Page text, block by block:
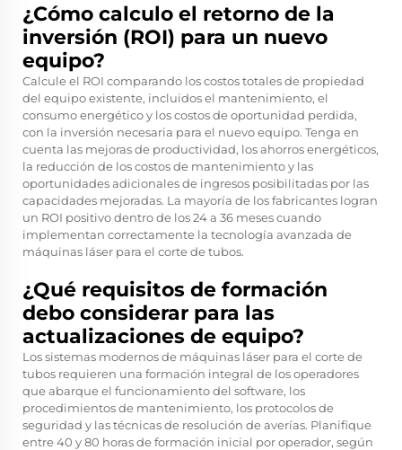
¿Cómo calculo el retorno de la
inversión (ROI) para un nuevo
equipo?
Calcule el ROI comparando los costos totales de propiedad
del equipo existente, incluidos el mantenimiento, el
consumo energético y los costos de oportunidad perdida,
con la inversión necesaria para el nuevo equipo. Tenga en
cuenta las mejoras de productividad, los ahorros energéticos,
la reducción de los costos de mantenimiento y las
oportunidades adicionales de ingresos posibilitadas por las
capacidades mejoradas. La mayoría de los fabricantes logran
un ROI positivo dentro de los 24 a 36 meses cuando
implementan correctamente la tecnología avanzada de
máquinas láser para el corte de tubos.
¿Qué requisitos de formación
debo considerar para las
actualizaciones de equipo?
Los sistemas modernos de máquinas láser para el corte de
tubos requieren una formación integral de los operadores
que abarque el funcionamiento del software, los
procedimientos de mantenimiento, los protocolos de
seguridad y las técnicas de resolución de averías. Planifique
entre 40 y 80 horas de formación inicial por operador, según